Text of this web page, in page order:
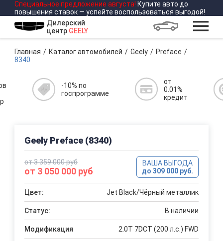
Специальное предложение августа! Купите авто до
повышения ставок — успейте воспользоваться выгодой!
Дилерский
центр GEELY
Главная Каталог автомобилей Geely
Preface
8340
-10% по
госпрограмме
от
0.01%
кредит
Geely Preface (8340)
от 3 359 000 руб
от 3 050 000 руб
ВАША ВЫГОДА
до 309 000 руб.
Цвет: Jet Black/Чёрный металлик
Статус: В наличии
Модификация 2.0T 7DCT (200 л.с.) FWD